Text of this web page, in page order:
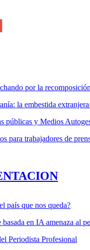
por la
la embestida
públicas y Medios
para trabajadores de
país que nos queda?
en IA amenaza al
Periodista Profesional